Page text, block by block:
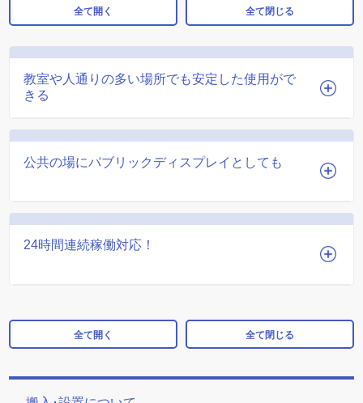
全て開く 全て閉じる
教室や人通りの多い場所でも安定した使用がで
きる
公共の場にパブリックディスプレイとしても
24時間連続稼働対応！
全て開く 全て閉じる